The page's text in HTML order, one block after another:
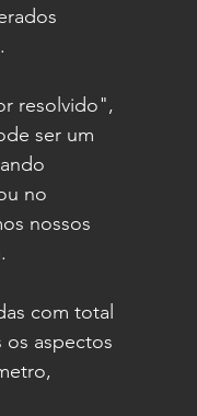
resolvido",
ser um
no
nossos
com total
aspectos